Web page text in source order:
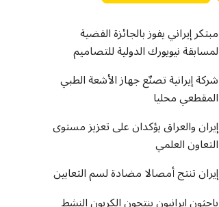
مبتكر إيراني يفوز بالجائزة الفضية
لمسابقة نيويورك الدولية للتصاميم
شركة إيرانية تصنّع جهاز الأشعة الطبي
المقطعي محلیا
إيران والعراق يؤكدان على تعزيز مستوى
التعاون العلمي
إيران تنتج أمصالا مضادة لسم الثعابين
باحثون إيرانيون ينتجون الكربون النشط